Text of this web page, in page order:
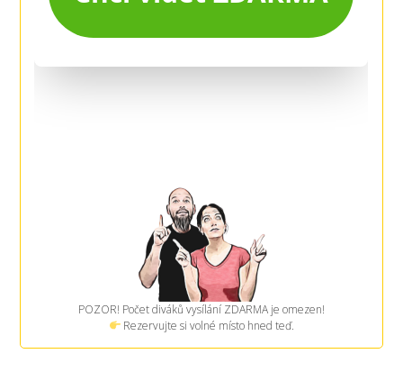
POZOR! Počet diváků vysílání ZDARMA je omezen!
Rezervujte si volné místo hned teď.